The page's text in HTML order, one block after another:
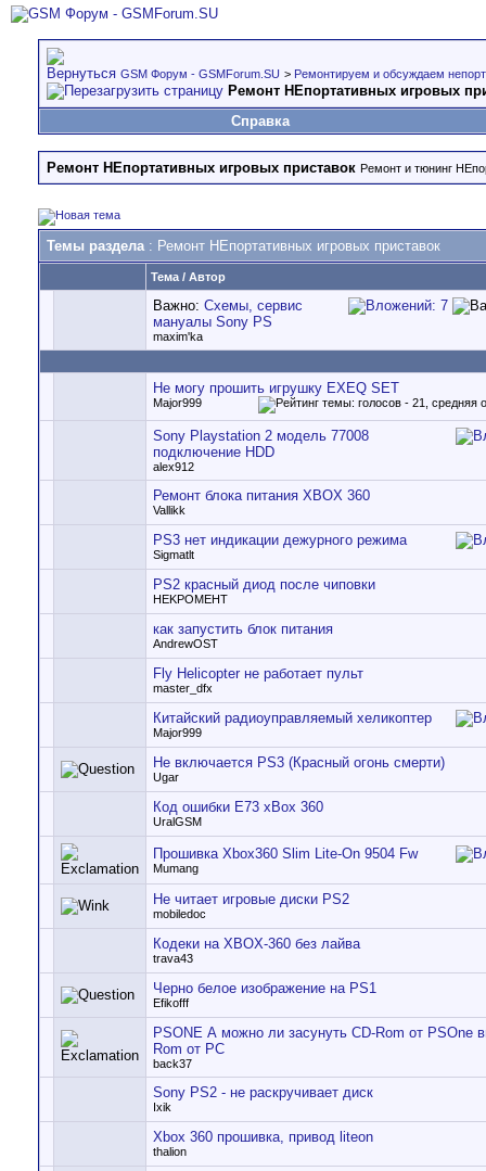
GSM Форум - GSMForum.SU > Ремонтируем и обсуждаем
Ремонт НЕпортативных игровых
Справка
Ремонт НЕпортативных игровых приставок Ремонт и тюнинг
Темы раздела: Ремонт НЕпортативных игровых приставок
Тема / Автор
Важно: Схемы, сервис
мануалы Sony PS
maxim'ka
Не могу прошить игрушку EXEQ SET
Major999
Sony Playstation 2 модель 77008
подключение HDD
alex912
Ремонт блока питания XBOX 360
Vallikk
PS3 нет индикации дежурного режима
Sigmatlt
PS2 красный диод после чиповки
HEKPOMEHT
как запустить блок питания
AndrewOST
Fly Helicopter не работает пульт
master_dfx
Китайский радиоуправляемый хеликоптер
Major999
Не включается PS3 (Красный огонь смерти)
Ugar
Код ошибки Е73 xBox 360
UralGSM
Прошивка Xbox360 Slim Lite-On 9504 Fw
Mumang
Не читает игровые диски PS2
mobiledoc
Кодеки на XBOX-360 без лайва
trava43
Черно белое изображение на PS1
Efikofff
PSONE А можно ли засунуть CD-Rom от PSOne
Rom от PC
back37
Sony PS2 - не раскручивает диск
Ixik
Xbox 360 прошивка, привод liteon
thalion